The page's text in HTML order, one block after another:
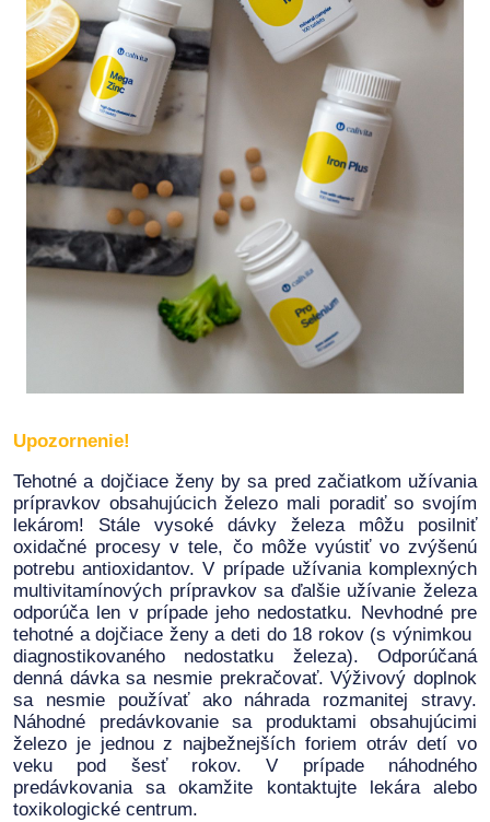
Upozornenie!
Tehotné a dojčiace ženy by sa pred začiatkom užívania
prípravkov obsahujúcich železo mali poradiť so svojím
lekárom! Stále vysoké dávky železa môžu posilniť
oxidačné procesy v tele, čo môže vyústiť vo zvýšenú
potrebu antioxidantov. V prípade užívania komplexných
multivitamínových prípravkov sa ďalšie užívanie železa
odporúča len v prípade jeho nedostatku. Nevhodné pre
tehotné a dojčiace ženy a deti do 18 rokov (s výnimkou
diagnostikovaného nedostatku železa). Odporúčaná
denná dávka sa nesmie prekračovať. Výživový doplnok
sa nesmie používať ako náhrada rozmanitej stravy.
Náhodné predávkovanie sa produktami obsahujúcimi
železo je jednou z najbežnejších foriem otráv detí vo
veku pod šesť rokov. V prípade náhodného
predávkovania sa okamžite kontaktujte lekára alebo
toxikologické centrum.